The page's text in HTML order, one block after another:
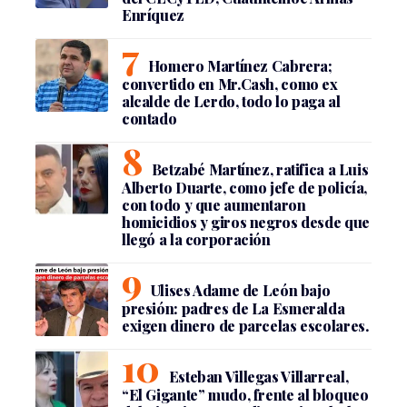
Enríquez
Homero Martínez Cabrera;
convertido en Mr.Cash, como ex
alcalde de Lerdo, todo lo paga al
contado
Betzabé Martínez, ratifica a Luis
Alberto Duarte, como jefe de policía,
con todo y que aumentaron
homicidios y giros negros desde que
llegó a la corporación
Ulises Adame de León bajo
presión: padres de La Esmeralda
exigen dinero de parcelas escolares.
Esteban Villegas Villarreal,
“El Gigante” mudo, frente al bloqueo